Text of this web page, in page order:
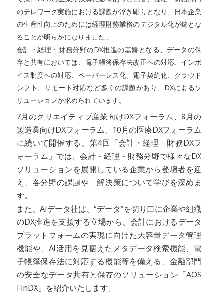
のテレワーク実施における課題が浮き彫りとなり、日本企業
の生産性向上のためには経理財務業務のデジタル化が鍵とな
ることが明らかになりました。
会計・経理・財務分野のDX推進の基盤となる、データの保
存と共有においては、電子帳簿保存法改正への対応、インボ
イス制度への対応、ペーパーレス化、電子契約化、クラウド
シフト、リモート対応など多くの課題があり、DXによるソ
リューションが求められています。
7月のクリエイティブ産業向けDXフォーラム、8月の
製造業向けDXフォーラム、10月の医療DXフォーラム
に続いて開催する、第4回「会計・経理・財務DXフ
ォーラム」では、会計・経理・財務分野で様々なDX
ソリューションを展開している企業から登壇者を迎
え、各分野の課題や、解決策について学びを深めま
す。
また、AIデータ社は、“データ”を切り口に企業や組織
のDX推進を支援する立場から、会計におけるデータ
プラットフォームの実現に向けた大容量データ管理
機能や、AI活用を見据えたメタデータ検索機能、電
子帳簿保存法に対応する機能等を備える、金融部門
の安全なデータ共有と保存のソリューション「AOS
FinDX」を紹介いたします。